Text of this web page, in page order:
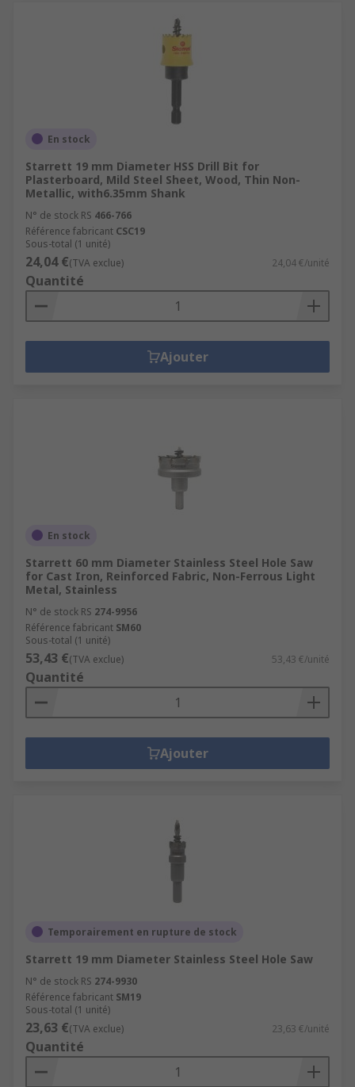
En stock
Starrett 19 mm Diameter HSS Drill Bit for
Plasterboard, Mild Steel Sheet, Wood, Thin Non-
Metallic, with6.35mm Shank
N° de stock RS 466-766
Référence fabricant CSC19
Sous-total (1 unité)
24,04 €(TVA exclue) 24,04 €/unité
Quantité
Ajouter
En stock
Starrett 60 mm Diameter Stainless Steel Hole Saw
for Cast Iron, Reinforced Fabric, Non-Ferrous Light
Metal, Stainless
N° de stock RS 274-9956
Référence fabricant SM60
Sous-total (1 unité)
53,43 €(TVA exclue) 53,43 €/unité
Quantité
Ajouter
Temporairement en rupture de stock
Starrett 19 mm Diameter Stainless Steel Hole Saw
N° de stock RS 274-9930
Référence fabricant SM19
Sous-total (1 unité)
23,63 €(TVA exclue) 23,63 €/unité
Quantité